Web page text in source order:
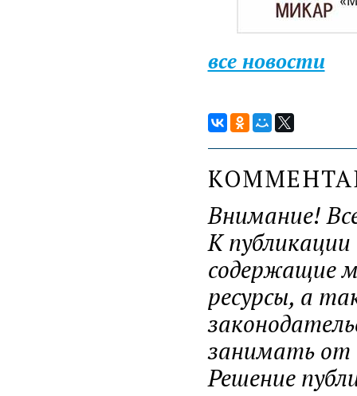
все новости
Внимание!
К
содержащие
ресурсы, а
занимать от
Решение